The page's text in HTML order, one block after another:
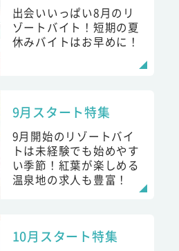
出会いいっぱい8月のリ
ゾートバイト！短期の夏
休みバイトはお早めに！
9月スタート特集
9月開始のリゾートバイ
トは未経験でも始めやす
い季節！紅葉が楽しめる
温泉地の求人も豊富！
10月スタート特集